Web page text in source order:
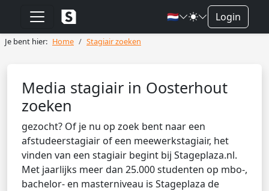
🇳🇱 Login
Je bent hier: Home Stagiair zoeken
Media stagiair in Oosterhout
zoeken
gezocht? Of je nu op zoek bent naar een
afstudeerstagiair of een meewerkstagiair, het
vinden van een stagiair begint bij Stageplaza.nl.
Met jaarlijks meer dan 25.000 studenten op mbo-,
bachelor- en masterniveau is Stageplaza de